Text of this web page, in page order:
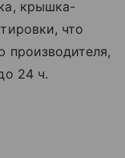
крышка-
что
производителя,
24 ч.